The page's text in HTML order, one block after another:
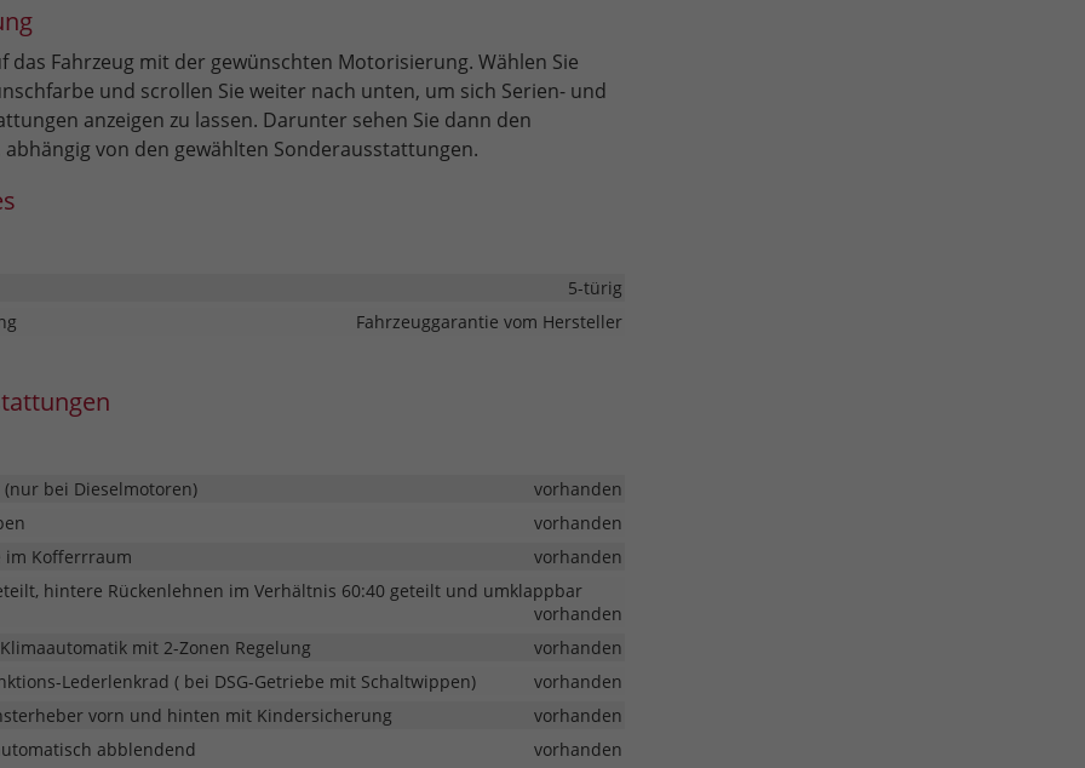
das Fahrzeug mit der gewünschten Motorisierung. Wählen Sie
und scrollen Sie weiter nach unten, um sich Serien- und
anzeigen zu lassen. Darunter sehen Sie dann den
abhängig von den gewählten Sonderausstattungen.
5-türig
Fahrzeuggarantie vom Hersteller
bei Dieselmotoren)
vorhanden
vorhanden
im Kofferrraum
vorhanden
hintere Rückenlehnen im Verhältnis 60:40 geteilt und umklappbar
vorhanden
Klimaautomatik mit 2-Zonen Regelung
vorhanden
Lederlenkrad ( bei DSG-Getriebe mit Schaltwippen)
vorhanden
vorn und hinten mit Kindersicherung
vorhanden
abblendend
vorhanden